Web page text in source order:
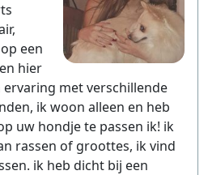
een
hier
met verschillende
ik woon alleen en heb
uw hondje te passen ik! ik
rassen of groottes, ik vind
ik heb dicht bij een